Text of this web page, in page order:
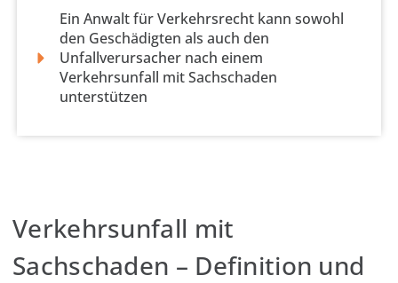
Ein Anwalt für Verkehrsrecht kann sowohl
den Geschädigten als auch den
Unfallverursacher nach einem
Verkehrsunfall mit Sachschaden
unterstützen
Verkehrsunfall mit
Sachschaden – Definition und